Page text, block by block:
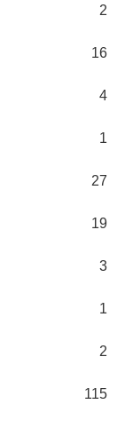
2
16
4
1
27
19
3
1
2
115